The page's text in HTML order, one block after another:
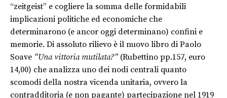
“zeitgeist” e cogliere la somma delle formidabili
implicazioni politiche ed economiche che
determinarono (e ancor oggi determinano) confini e
memorie. Di assoluto rilievo è il nuovo libro di Paolo
Soave “Una vittoria mutilata?” (Rubettino pp.157, euro
14,00) che analizza uno dei nodi centrali quanto
scomodi della nostra vicenda unitaria, ovvero la
contradditoria (e non pagante) partecipazione nel 1919